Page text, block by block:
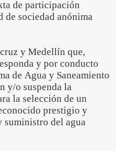
de participación
sociedad anónima
y Medellín que,
y por conducto
de Agua y Saneamiento
y/o suspenda la
la selección de un
prestigio y
suministro del agua